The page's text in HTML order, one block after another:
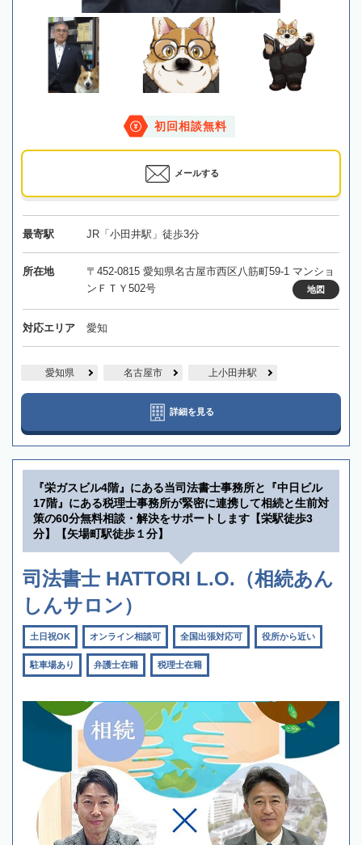
初回相談無料
メールする
最寄駅 JR「小田井駅」徒歩3分
所在地
〒452-0815 愛知県名古屋市西区八筋町59-1 マンショ
ンＦＴＹ502号
地図
対応エリア 愛知
愛知県 名古屋市 上小田井駅
詳細を見る
『栄ガスビル4階』にある当司法書士事務所と『中日ビル
17階』にある税理士事務所が緊密に連携して相続と生前対
策の60分無料相談・解決をサポートします【栄駅徒歩3
分】【矢場町駅徒歩１分】
司法書士 HATTORI L.O.（相続あん
しんサロン）
土日祝OK オンライン相談可 全国出張対応可 役所から近い
駐車場あり 弁護士在籍 税理士在籍